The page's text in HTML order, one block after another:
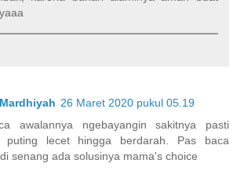
26 Maret 2020 pukul 05.19
awalannya ngebayangin sakitnya pasti
puting lecet hingga berdarah. Pas baca
senang ada solusinya mama's choice